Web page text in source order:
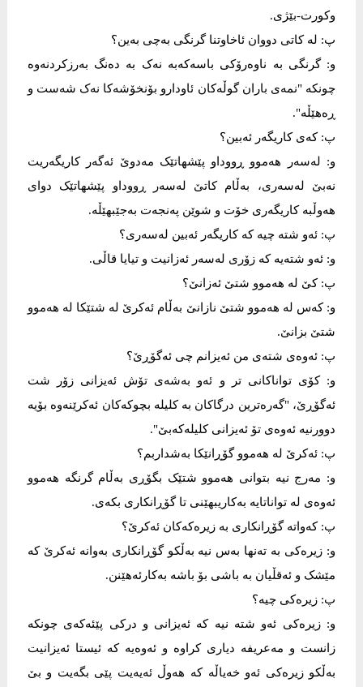
وکورت-بێژی.
پ: لە کاتی دووان ئاخاوتنا گرنگی بەچی بەین؟
و: گرنگی بە ناوەرۆکی باسەکەبە نەک بە دەنگ بەرزکردنەوە
چونکە "نمەی باران گوڵەکان ئاودارو بۆنخۆشەکا نەک شەست و
ڕەهێڵە".
پ: کەی کاریگەر ئەبین؟
و: لەسەر هەموو ڕووداو پێشهاتێک مەدوێ ئەگەر کاریگەریت
نەبێ لەسەری، بەڵام کاتێ لەسەر ڕووداو پێشهاتێک دوای
هەوڵبە کاریگەری خۆت و شوێن پەنجەت بەجێبهێڵە.
پ: ئەو شتە چیە کە کاریگەر ئەبین لەسەری؟
و: ئەو شتەیە کە زۆری لەسەر ئەزانیت و تیایا قاڵی.
پ: کێ لە هەموو شتێ ئەزانێ؟
و: کەس لە هەموو شتێ نازانێ بەڵام ئەکرێ لە شتێکا لە هەموو
شتێ بزانێ.
پ: ئەوەی شتەی من ئەیزانم چی ئەگۆڕێ؟
و: کۆی تواناکانی تر و ئەو بەشەی تۆش ئەیزانی زۆر شت
ئەگۆڕێ، "گەرەترین درگاکان بە کلیلە بچوکەکان ئەکرێنەوە بۆیە
دوورنیە ئەوەی تۆ ئەیزانی کلیلەکەبێ".
پ: ئەکرێ لە هەموو گۆڕانێکا بەشداربم؟
و: مەرج نیە بتوانی هەموو شتێک بگۆڕی بەڵام گرنگە هەموو
ئەوەی لە تواناتایە بەکاریبهێنی تا گۆڕانکاری بکەی.
پ: کەواتە گۆڕانکاری بە زیرەکەکان ئەکرێ؟
و: زیرەکی بە تەنها بەس نیە بەڵکو گۆڕانکاری بەوانە ئەکرێ کە
مێشک و ئەقڵیان بە باشی بۆ باشە بەکارئەهێنن.
پ: زیرەکی چیە؟
و: زیرەکی ئەو شتە نیە کە ئەیزانی و درکی پێئەکەی چونکە
زانست و مەعریفە دیاری کراوە و ئەوەیە کە ئیستا ئەیزانیت
بەڵکو زیرەکی ئەو خەیاڵە کە هەوڵ ئەیەیت پێی بگەیت و بێ